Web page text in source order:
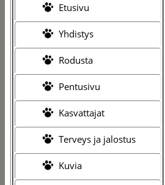
Etusivu
Yhdistys
Rodusta
Pentusivu
Kasvattajat
Terveys ja jalostus
Kuvia